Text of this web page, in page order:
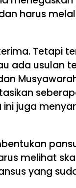
harus
Tetapi
ada usulan
ini juga
melihat
yang